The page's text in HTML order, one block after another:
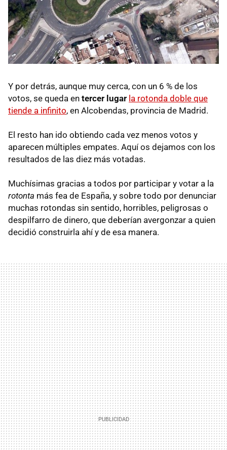
Y por detrás, aunque muy cerca, con un 6 % de los
votos, se queda en tercer lugar la rotonda doble que
tiende a infinito, en Alcobendas, provincia de Madrid.
El resto han ido obtiendo cada vez menos votos y
aparecen múltiples empates. Aquí os dejamos con los
resultados de las diez más votadas.
Muchísimas gracias a todos por participar y votar a la
rotonta más fea de España, y sobre todo por denunciar
muchas rotondas sin sentido, horribles, peligrosas o
despilfarro de dinero, que deberían avergonzar a quien
decidió construirla ahí y de esa manera.